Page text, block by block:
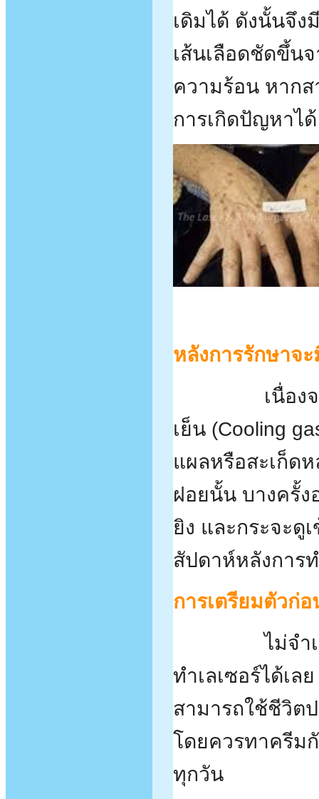
เดิมได้ ดังนั้นจึ
เส้นเลือดชัดขึ้น
ความร้อน หากส
การเกิดปัญหาไ
หลังการรักษาจ
เนื่อง
เย็น (Cooling
แผลหรือสะเก็ด
ฝอยนั้น บางครั้ง
ยิง และกระจะดู
สัปดาห์หลังการท
การเตรียมตัวก่
ไม่จำ
ทำเลเซอร์ได้เล
สามารถใช้ชีวิต
โดยควรทาครีม
ทุกวัน